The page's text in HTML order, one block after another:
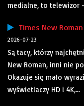
medialne, to telewizor
Times New
2026-07-23
Są tacy, którzy
New Roman, inni nie
Okazuje się mało
wyświetlaczy HD i 4K,...